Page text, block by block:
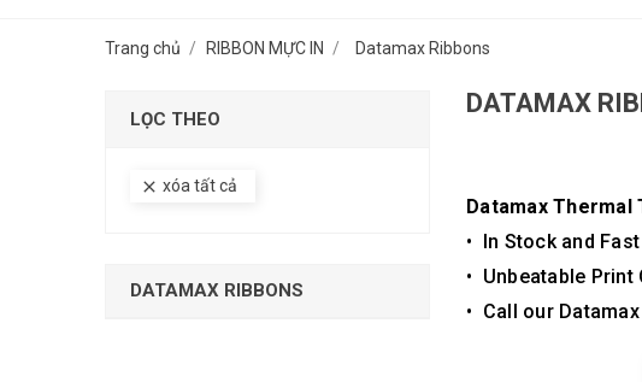
Trang chủ RIBBON MỰC IN Datamax Ribbons
LỌC THEO
clear xóa tất cả
DATAMAX RIBBONS
DATAMAX
Datamax Thermal
• In Stock and
• Unbeatable
• Call our